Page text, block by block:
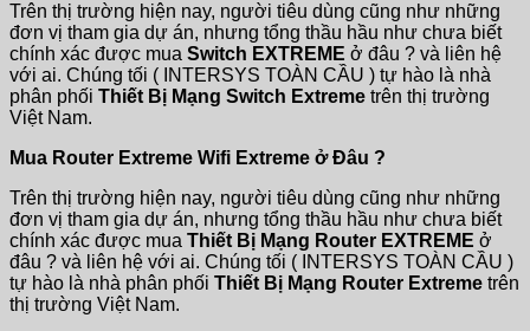
Trên thị trường hiện nay, người tiêu dùng cũng như những
đơn vị tham gia dự án, nhưng tổng thầu hầu như chưa biết
chính xác được mua Switch EXTREME ở đâu ? và liên hệ
với ai. Chúng tối ( INTERSYS TOÀN CẦU ) tự hào là nhà
phân phối Thiết Bị Mạng Switch Extreme trên thị trường
Việt Nam.
Mua Router Extreme Wifi Extreme ở Đâu ?
Trên thị trường hiện nay, người tiêu dùng cũng như những
đơn vị tham gia dự án, nhưng tổng thầu hầu như chưa biết
chính xác được mua Thiết Bị Mạng Router EXTREME ở
đâu ? và liên hệ với ai. Chúng tối ( INTERSYS TOÀN CẦU )
tự hào là nhà phân phối Thiết Bị Mạng Router Extreme trên
thị trường Việt Nam.